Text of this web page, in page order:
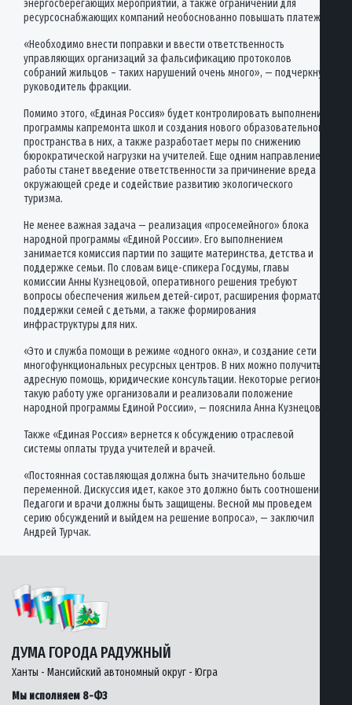
энергосберегающих мероприятий, а также ограничений для
ресурсоснабжающих компаний необоснованно повышать платежи.
«Необходимо внести поправки и ввести ответственность
управляющих организаций за фальсификацию протоколов
собраний жильцов – таких нарушений очень много», — подчеркнул
руководитель фракции.
Помимо этого, «Единая Россия» будет контролировать выполнение
программы капремонта школ и создания нового образовательного
пространства в них, а также разработает меры по снижению
бюрократической нагрузки на учителей. Еще одним направлением
работы станет введение ответственности за причинение вреда
окружающей среде и содействие развитию экологического
туризма.
Не менее важная задача — реализация «просемейного» блока
народной программы «Единой России». Его выполнением
занимается комиссия партии по защите материнства, детства и
поддержке семьи. По словам вице-спикера Госдумы, главы
комиссии Анны Кузнецовой, оперативного решения требуют
вопросы обеспечения жильем детей-сирот, расширения форматов
поддержки семей с детьми, а также формирования
инфраструктуры для них.
«Это и служба помощи в режиме «одного окна», и создание сети
многофункциональных ресурсных центров. В них можно получить
адресную помощь, юридические консультации. Некоторые регионы
такую работу уже организовали и реализовали положение
народной программы Единой России», — пояснила Анна Кузнецова.
Также «Единая Россия» вернется к обсуждению отраслевой
системы оплаты труда учителей и врачей.
«Постоянная составляющая должна быть значительно больше
переменной. Дискуссия идет, какое это должно быть соотношение.
Педагоги и врачи должны быть защищены. Весной мы проведем
серию обсуждений и выйдем на решение вопроса», — заключил
Андрей Турчак.
ДУМА ГОРОДА РАДУЖНЫЙ
Ханты - Мансийский автономный округ - Югра
Мы исполняем 8-ФЗ